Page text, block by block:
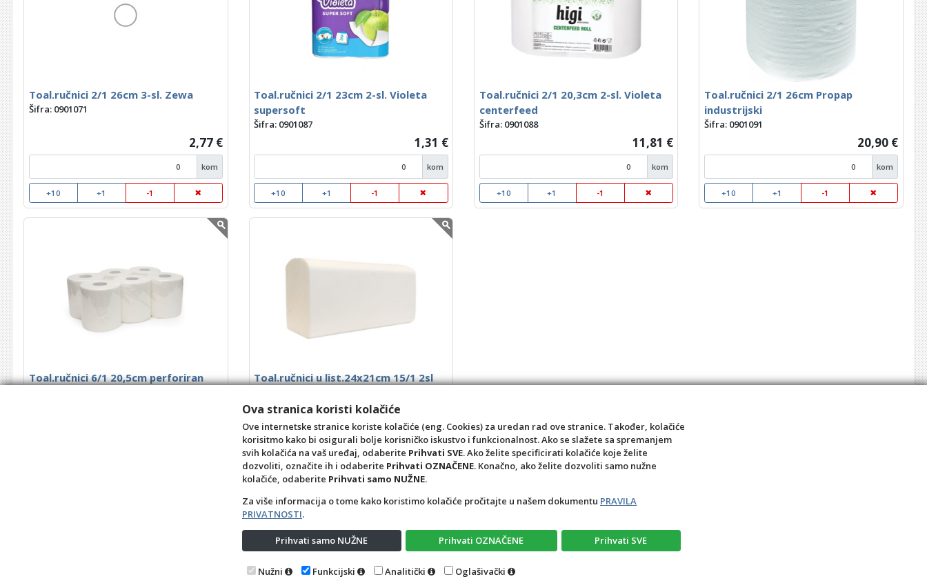
Toal.ručnici 2/1 26cm 3-sl. Zewa
Šifra: 0901071
2,77 €
kom
+10 +1 -1
Toal.ručnici 2/1 23cm 2-sl. Violeta
supersoft
Šifra: 0901087
1,31 €
kom
+10 +1 -1
Toal.ručnici 2/1 20,3cm 2-sl. Violeta
centerfeed
Šifra: 0901088
11,81 €
kom
+10 +1 -1
Toal.ručnici 2/1 26cm Propap
industrijski
Šifra: 0901091
20,90 €
kom
+10 +1 -1
Toal.ručnici 6/1 20,5cm perforiran
Toal.ručnici u list.24x21cm 15/1 2sl
Šifra: 0901097
24,90 €
kut
+10 +1 -1
Opći uvjeti Pravila privatnosti Raskid ugovora – povrat Prigovor potrošača – reklamacije
Ova stranica koristi kolačiće
Ove internetske stranice koriste kolačiće (eng. Cookies) za uredan rad ove stranice. Također, kolačiće
korisitmo kako bi osigurali bolje korisničko iskustvo i funkcionalnost. Ako se slažete sa spremanjem
svih kolačića na vaš uređaj, odaberite Prihvati SVE. Ako želite specificirati kolačiće koje želite
dozvoliti, označite ih i odaberite Prihvati OZNAČENE. Konačno, ako želite dozvoliti samo nužne
kolačiće, odaberite Prihvati samo NUŽNE.
Za više informacija o tome kako koristimo kolačiće pročitajte u našem dokumentu PRAVILA
PRIVATNOSTI.
Prihvati samo NUŽNE Prihvati OZNAČENE Prihvati SVE
Nužni Funkcijski Analitički Oglašivački